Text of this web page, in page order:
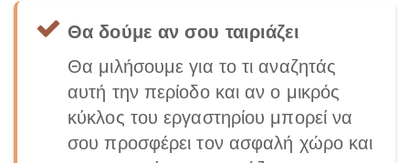
Θα δούμε αν σου ταιριάζει
Θα μιλήσουμε για το τι αναζητάς
αυτή την περίοδο και αν ο μικρός
κύκλος του εργαστηρίου μπορεί να
σου προσφέρει τον ασφαλή χώρο και